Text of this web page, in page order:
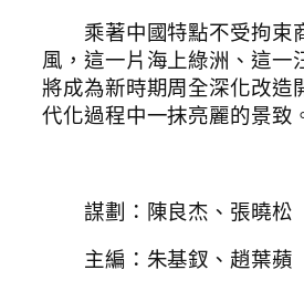
乘著中國特點不受拘束
風，這一片海上綠洲、這一
將成為新時期周全深化改造
代化過程中一抹亮麗的景致
謀劃：陳良杰、張曉松
主編：朱基釵、趙葉蘋